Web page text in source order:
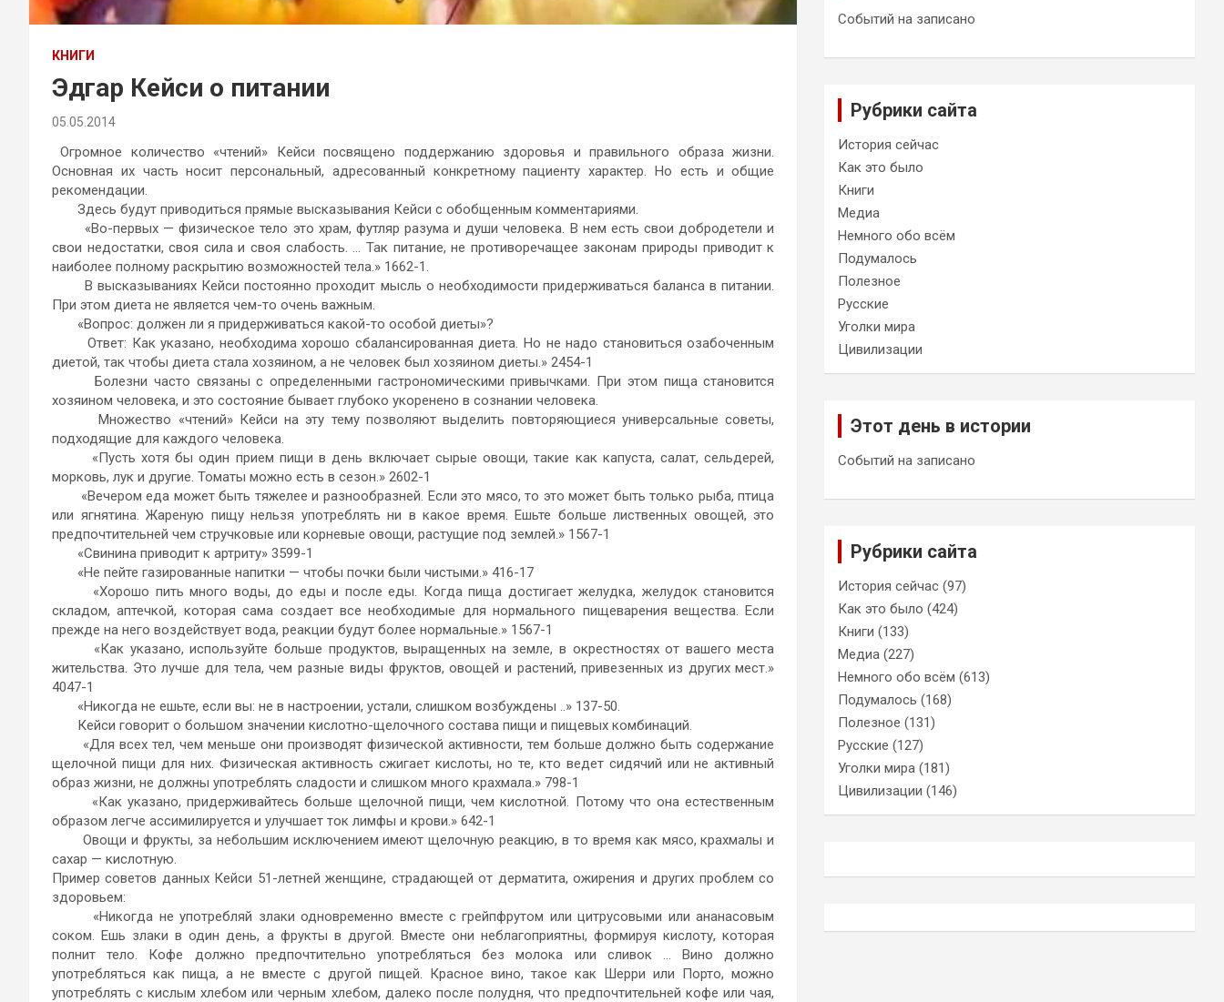
КНИГИ
Эдгар Кейси о питании
05.05.2014
Огромное количество «чтений» Кейси посвящено поддержанию здоровья и правильного образа жизни.
Основная их часть носит персональный, адресованный конкретному пациенту характер. Но есть и общие
рекомендации.
Здесь будут приводиться прямые высказывания Кейси с обобщенным комментариями.
«Во-первых — физическое тело это храм, футляр разума и души человека. В нем есть свои добродетели и
свои недостатки, своя сила и своя слабость. … Так питание, не противоречащее законам природы приводит к
наиболее полному раскрытию возможностей тела.» 1662-1.
В высказываниях Кейси постоянно проходит мысль о необходимости придерживаться баланса в питании.
При этом диета не является чем-то очень важным.
«Вопрос: должен ли я придерживаться какой-то особой диеты»?
Ответ: Как указано, необходима хорошо сбалансированная диета. Но не надо становиться озабоченным
диетой, так чтобы диета стала хозяином, а не человек был хозяином диеты.» 2454-1
Болезни часто связаны с определенными гастрономическими привычками. При этом пища становится
хозяином человека, и это состояние бывает глубоко укоренено в сознании человека.
Множество «чтений» Кейси на эту тему позволяют выделить повторяющиеся универсальные советы,
подходящие для каждого человека.
«Пусть хотя бы один прием пищи в день включает сырые овощи, такие как капуста, салат, сельдерей,
морковь, лук и другие. Томаты можно есть в сезон.» 2602-1
«Вечером еда может быть тяжелее и разнообразней. Если это мясо, то это может быть только рыба, птица
или ягнятина. Жареную пищу нельзя употреблять ни в какое время. Ешьте больше лиственных овощей, это
предпочтительней чем стручковые или корневые овощи, растущие под землей.» 1567-1
«Свинина приводит к артриту» 3599-1
«Не пейте газированные напитки — чтобы почки были чистыми.» 416-17
«Хорошо пить много воды, до еды и после еды. Когда пища достигает желудка, желудок становится
складом, аптечкой, которая сама создает все необходимые для нормального пищеварения вещества. Если
прежде на него воздействует вода, реакции будут более нормальные.» 1567-1
«Как указано, используйте больше продуктов, выращенных на земле, в окрестностях от вашего места
жительства. Это лучше для тела, чем разные виды фруктов, овощей и растений, привезенных из других мест.»
4047-1
«Никогда не ешьте, если вы: не в настроении, устали, слишком возбуждены ..» 137-50.
Кейси говорит о большом значении кислотно-щелочного состава пищи и пищевых комбинаций.
«Для всех тел, чем меньше они производят физической активности, тем больше должно быть содержание
щелочной пищи для них. Физическая активность сжигает кислоты, но те, кто ведет сидячий или не активный
образ жизни, не должны употреблять сладости и слишком много крахмала.» 798-1
«Как указано, придерживайтесь больше щелочной пищи, чем кислотной. Потому что она естественным
образом легче ассимилируется и улучшает ток лимфы и крови.» 642-1
Овощи и фрукты, за небольшим исключением имеют щелочную реакцию, в то время как мясо, крахмалы и
сахар — кислотную.
Пример советов данных Кейси 51-летней женщине, страдающей от дерматита, ожирения и других проблем со
здоровьем:
«Никогда не употребляй злаки одновременно вместе с грейпфрутом или цитрусовыми или ананасовым
соком. Ешь злаки в один день, а фрукты в другой. Вместе они неблагоприятны, формируя кислоту, которая
полнит тело. Кофе должно предпочтительно употребляться без молока или сливок … Вино должно
употребляться как пища, а не вместе с другой пищей. Красное вино, такое как Шерри или Порто, можно
употреблять с кислым хлебом или черным хлебом, далеко после полудня, что предпочтительней кофе или чая,
Событий на записано
Рубрики сайта
История сейчас
Как это было
Книги
Медиа
Немного обо всём
Подумалось
Полезное
Русские
Уголки мира
Цивилизации
Этот день в истории
Событий на записано
Рубрики сайта
История сейчас (97)
Как это было (424)
Книги (133)
Медиа (227)
Немного обо всём (613)
Подумалось (168)
Полезное (131)
Русские (127)
Уголки мира (181)
Цивилизации (146)